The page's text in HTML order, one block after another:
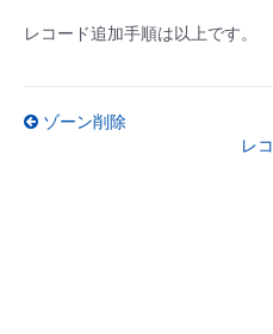
レコード追加手順は以上です。
ゾーン削除
レ